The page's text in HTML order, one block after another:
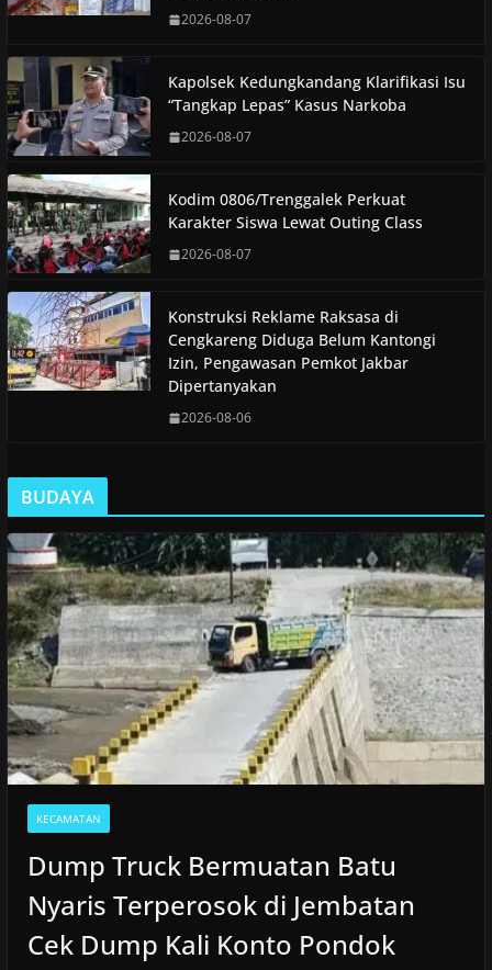
2026-08-07
Kapolsek Kedungkandang Klarifikasi Isu
“Tangkap Lepas” Kasus Narkoba
2026-08-07
Kodim 0806/Trenggalek Perkuat
Karakter Siswa Lewat Outing Class
2026-08-07
Konstruksi Reklame Raksasa di
Cengkareng Diduga Belum Kantongi
Izin, Pengawasan Pemkot Jakbar
Dipertanyakan
2026-08-06
BUDAYA
KECAMATAN
Dump Truck Bermuatan Batu
Nyaris Terperosok di Jembatan
Cek Dump Kali Konto Pondok